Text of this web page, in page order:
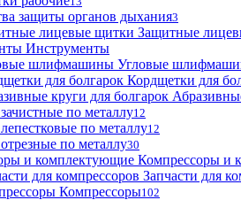
защиты органов дыхания3
Защитные
Инструменты
Угловые
Кордщетки для
по металлу12
по металлу12
по металлу30
Компрессоры и
Запчасти для
Компрессоры102